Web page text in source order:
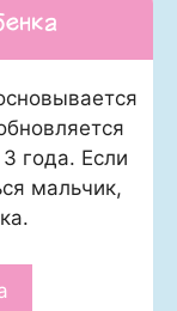
года. Если
мальчик,